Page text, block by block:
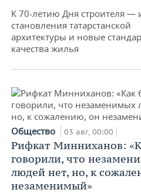
К 70-летию Дня строителя —
становления татарстанской
архитектуры и новые
качества жилья
Общество 03 авг, 00:00
Рифкат Минниханов:
говорили, что
людей нет, но, к
незаменимый»